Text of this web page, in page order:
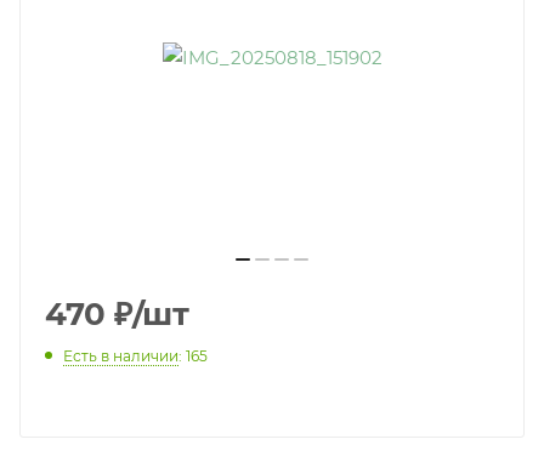
470 ₽/шт
Есть в наличии: 165